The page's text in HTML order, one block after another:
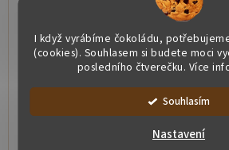
I když vyrábíme čokoládu,
(cookies). Souhlasem si budete moci
posledního čtverečku. Více
Souhlasím
Nastavení
Naše čokoláda je bez lepku a přidaných
Počet nábojů se může mírně lišit (+-
Balení: 200x120x30 mm
Doplňkové parametry
Tématické čokoládové sady